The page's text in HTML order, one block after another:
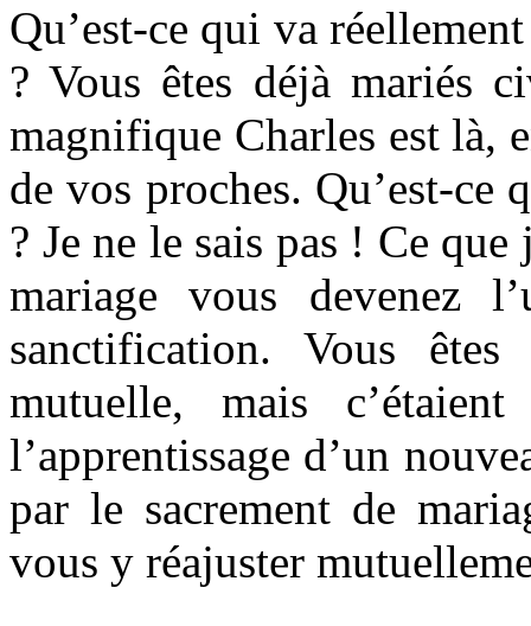
Qu’est-ce qui va
? Vous êtes déjà mariés
magnifique Charles est là,
de vos proches. Qu’est-ce
? Je ne le sais pas ! Ce
mariage vous devenez
sanctification. Vous êtes
mutuelle, mais
l’apprentissage d’un
par le sacrement de
vous y réajuster